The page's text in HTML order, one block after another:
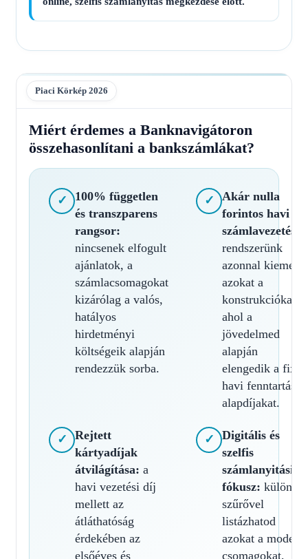
Piaci Körkép 2026
Miért érdemes a Banknavigátoron
összehasonlítani a bankszámlákat?
✓
100% független
és transzparens
rangsor:
nincsenek elfogult
ajánlatok, a
számlacsomagokat
kizárólag a valós,
hatályos
hirdetményi
költségeik alapján
rendezzük sorba.
✓
Akár nulla
forintos havi
számlavezetés:
rendszerünk
azonnal kiemeli
azokat a
konstrukciókat,
ahol a
jövedelmed
alapján
elengedik a fix
havi fenntartási
alapdíjakat.
✓
Rejtett
kártyadíjak
átvilágítása: a
havi vezetési díj
mellett az
átláthatóság
érdekében az
elsőéves és
✓
Digitális és
szelfis
számlanyitási
fókusz: külön
szűrővel
listázhatod
azokat a modern
csomagokat,